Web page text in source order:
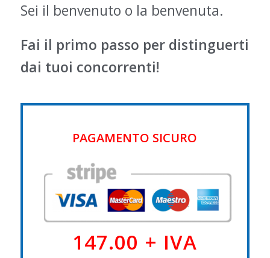
Sei il benvenuto o la benvenuta.
Fai il primo passo per distinguerti
dai tuoi concorrenti!
PAGAMENTO SICURO
147.00 + IVA